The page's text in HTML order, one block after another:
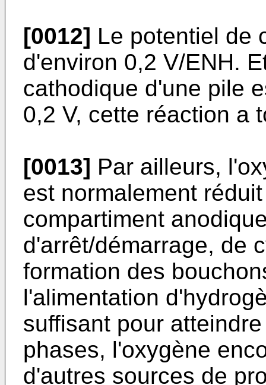
[0012] Le potentiel de
d'environ 0,2 V/ENH.
cathodique d'une pile
0,2 V, cette réaction a
[0013] Par ailleurs,
est normalement
compartiment
d'arrêt/démarrage, de
formation des
l'alimentation
suffisant pour
phases, l'oxygène
d'autres sources de